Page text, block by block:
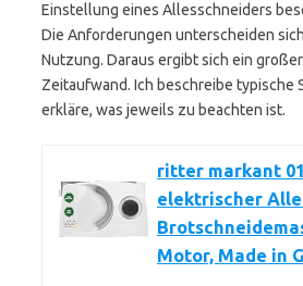
Einstellung eines Allesschneiders
Die Anforderungen unterscheiden
Nutzung. Daraus ergibt sich ein
Zeitaufwand. Ich beschreibe typische
erkläre, was jeweils zu beachten ist.
ritter markant
elektrischer
Motor, Made in